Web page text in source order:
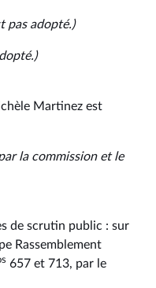
pas adopté.)
Martinez est
la commission et le
de scrutin public : sur
Rassemblement
657 et 713, par le